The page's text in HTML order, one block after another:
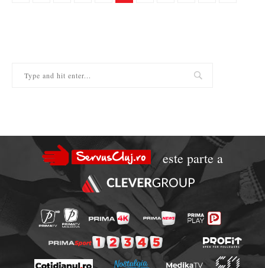
este parte a